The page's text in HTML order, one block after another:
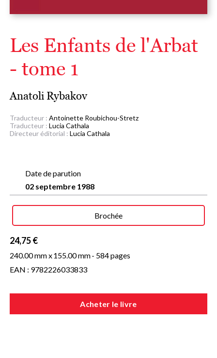
Les Enfants de l'Arbat
- tome 1
Anatoli Rybakov
Traducteur : Antoinette Roubichou-Stretz
Traducteur : Lucia Cathala
Directeur éditorial : Lucia Cathala
Date de parution
02 septembre 1988
Brochée
24,75 €
240.00 mm x155.00 mm- 584 pages
EAN : 9782226033833
Acheter le livre